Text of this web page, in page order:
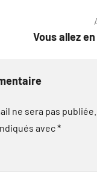
Vous allez
ne sera pas publiée.
avec*